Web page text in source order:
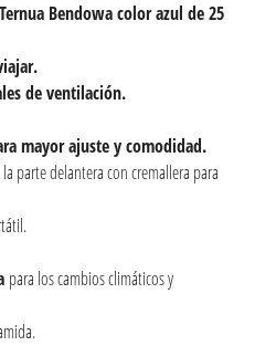
Bendowa color azul de 25
de ventilación.
mayor ajuste y comodidad.
parte delantera con cremallera para
para los cambios climáticos y